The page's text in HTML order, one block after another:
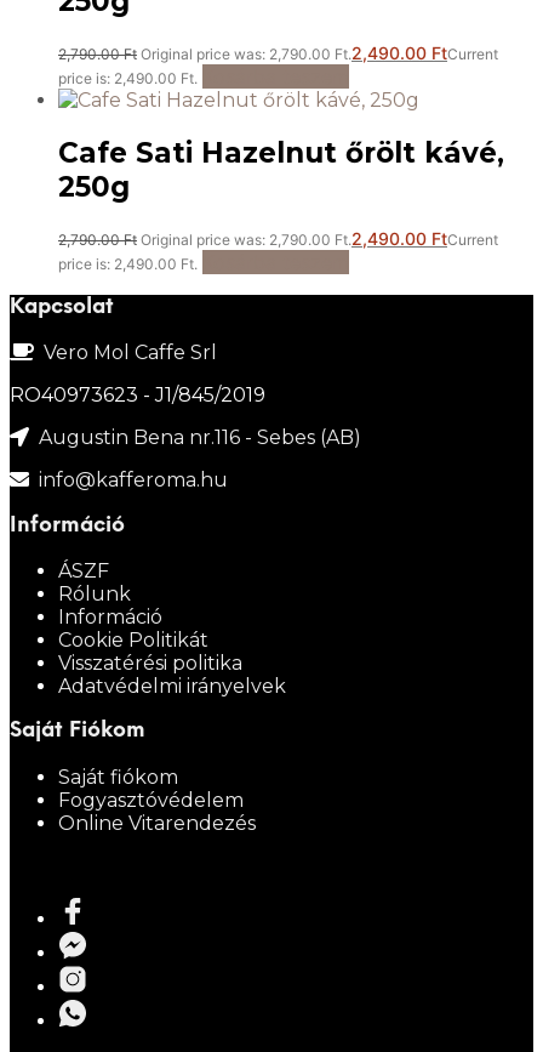
2,790.00Ft Original price was: 2,790.00 Ft.2,490.00 FtCurrent
price is: 2,490.00 Ft.
Cafe Sati Hazelnut őrölt kávé,
250g
2,790.00Ft Original price was: 2,790.00 Ft.2,490.00 FtCurrent
price is: 2,490.00 Ft.
Kapcsolat
Vero Mol Caffe Srl
RO40973623 - J1/845/2019
Augustin Bena nr.116 - Sebes (AB)
info@kafferoma.hu
Információ
ÁSZF
Rólunk
Információ
Cookie Politikát
Visszatérési politika
Adatvédelmi irányelvek
Saját Fiókom
Saját fiókom
Fogyasztóvédelem
Online Vitarendezés